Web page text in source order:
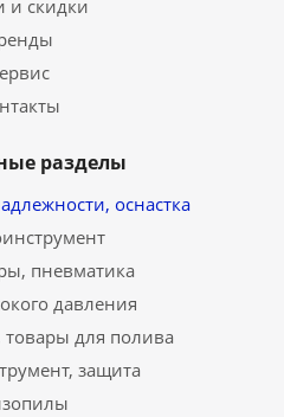
и скидки
разделы
оснастка
пневматика
давления
для полива
защита